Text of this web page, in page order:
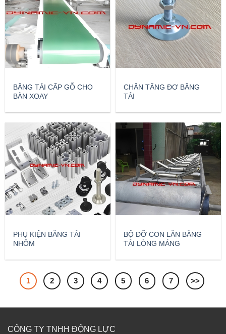
BĂNG TẢI CẤP GỖ CHO
BÀN XOAY
CHÂN TĂNG ĐƠ BĂNG
TẢI
PHỤ KIỆN BĂNG TẢI
NHÔM
BỘ ĐỠ CON LĂN BĂNG
TẢI LÒNG MÁNG
1 2 3 4 5 6 7 >>
CÔNG TY TNHH ĐỘNG LỰC